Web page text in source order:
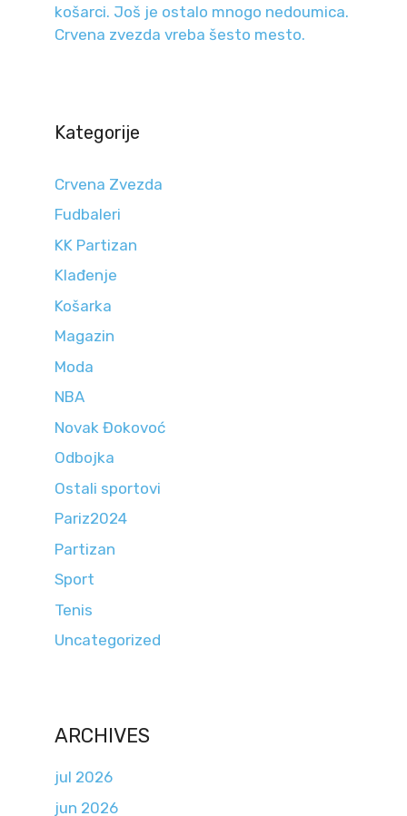
košarci. Još je ostalo mnogo nedoumica.
Crvena zvezda vreba šesto mesto.
Kategorije
Crvena Zvezda
Fudbaleri
KK Partizan
Klađenje
Košarka
Magazin
Moda
NBA
Novak Đokovoć
Odbojka
Ostali sportovi
Pariz2024
Partizan
Sport
Tenis
Uncategorized
ARCHIVES
jul 2026
jun 2026